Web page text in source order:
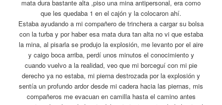
mata dura bastante alta ,piso una mina antipersonal, era como
que les quedaba 1 en el cajón y la colocaron ahí.
Estaba ayudando a mi compañero de trinchera a cargar su bolsa
con la turba y por haber esa mata dura tan alta no vi que estaba
la mina, al pisarla se produjo la explosión, me levanto por el aire
y caigo boca arriba, perdí unos minutos el conocimiento y
cuando vuelvo a la realidad, veo que mi borceguí con mi pie
derecho ya no estaba, mi pierna destrozada por la explosión y
sentía un profundo ardor desde mi cadera hacia las piernas, mis
compañeros me evacuan en camilla hasta el camino antes